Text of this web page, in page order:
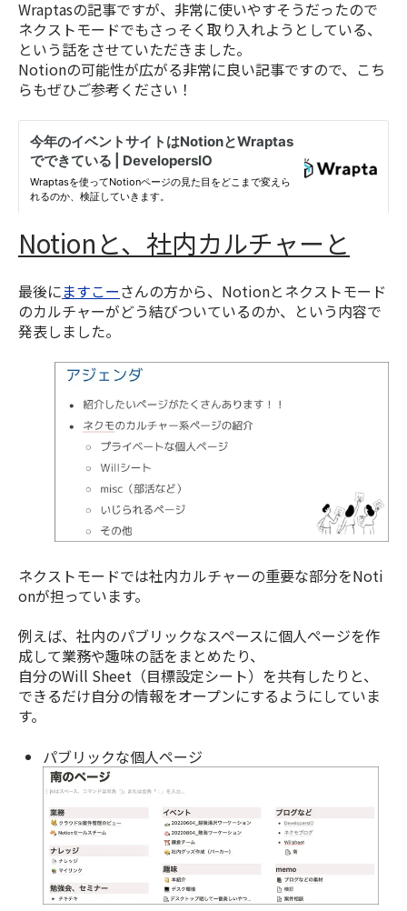
Wraptasの記事ですが、非常に使いやすそうだったので
ネクストモードでもさっそく取り入れようとしている、
という話をさせていただきました。
Notionの可能性が広がる非常に良い記事ですので、こち
らもぜひご参考ください！
Notionと、社内カルチャーと
最後にますこーさんの方から、Notionとネクストモード
のカルチャーがどう結びついているのか、という内容で
発表しました。
ネクストモードでは社内カルチャーの重要な部分をNoti
onが担っています。
例えば、社内のパブリックなスペースに個人ページを作
成して業務や趣味の話をまとめたり、
自分のWill Sheet（目標設定シート）を共有したりと、
できるだけ自分の情報をオープンにするようにしていま
す。
パブリックな個人ページ